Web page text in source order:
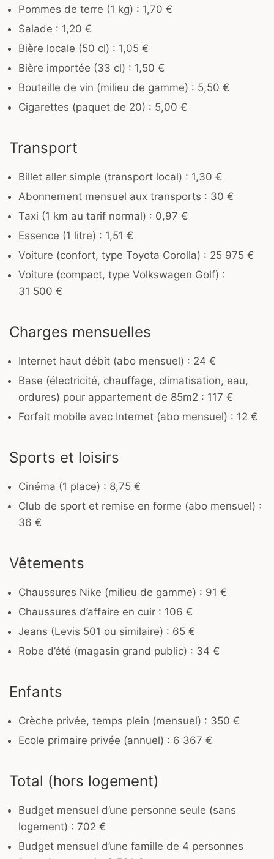
Pommes de terre (1 kg) : 1,70 €
Salade : 1,20 €
Bière locale (50 cl) : 1,05 €
Bière importée (33 cl) : 1,50 €
Bouteille de vin (milieu de gamme) : 5,50 €
Cigarettes (paquet de 20) : 5,00 €
Transport
Billet aller simple (transport local) : 1,30 €
Abonnement mensuel aux transports : 30 €
Taxi (1 km au tarif normal) : 0,97 €
Essence (1 litre) : 1,51 €
Voiture (confort, type Toyota Corolla) : 25 975 €
Voiture (compact, type Volkswagen Golf) :
31 500 €
Charges mensuelles
Internet haut débit (abo mensuel) : 24 €
Base (électricité, chauffage, climatisation, eau,
ordures) pour appartement de 85m2 : 117 €
Forfait mobile avec Internet (abo mensuel) : 12 €
Sports et loisirs
Cinéma (1 place) : 8,75 €
Club de sport et remise en forme (abo mensuel) :
36 €
Vêtements
Chaussures Nike (milieu de gamme) : 91 €
Chaussures d’affaire en cuir : 106 €
Jeans (Levis 501 ou similaire) : 65 €
Robe d’été (magasin grand public) : 34 €
Enfants
Crèche privée, temps plein (mensuel) : 350 €
Ecole primaire privée (annuel) : 6 367 €
Total (hors logement)
Budget mensuel d’une personne seule (sans
logement) : 702 €
Budget mensuel d’une famille de 4 personnes